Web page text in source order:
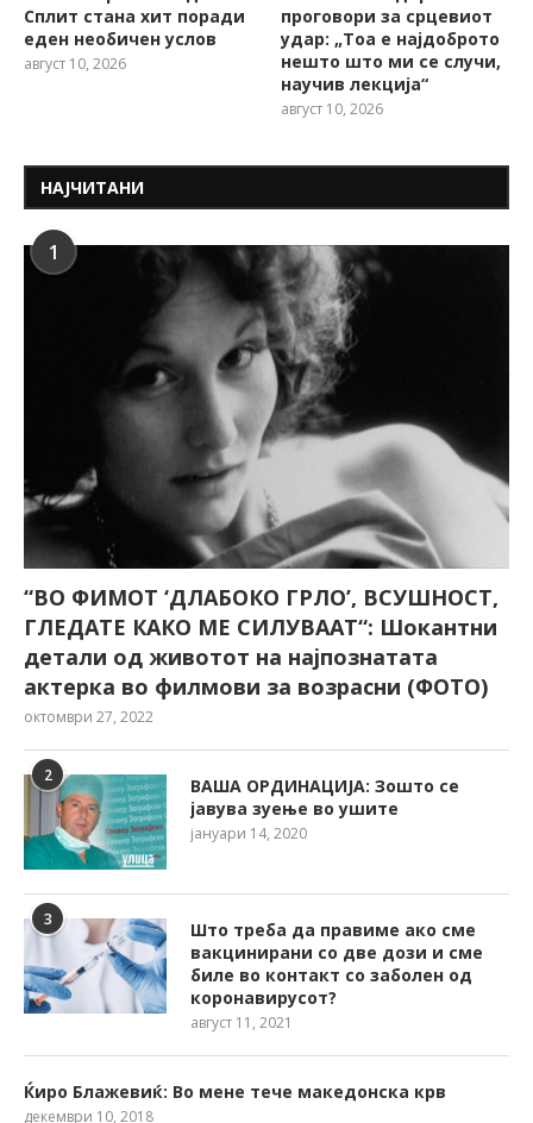
Сплит стана хит поради
еден необичен услов
август 10, 2026
проговори за срцевиот
удар: „Тоа е најдоброто
нешто што ми се случи,
научив лекција“
август 10, 2026
НАЈЧИТАНИ
1
“ВО ФИМОТ ‘ДЛАБОКО ГРЛО’, ВСУШНОСТ,
ГЛЕДАТЕ КАКО МЕ СИЛУВААТ“: Шокантни
детали од животот на најпознатата
актерка во филмови за возрасни (ФОТО)
октомври 27, 2022
2
ВАША ОРДИНАЦИЈА: Зошто се
јавува зуење во ушите
јануари 14, 2020
3
Што треба да правиме ако сме
вакцинирани со две дози и сме
биле во контакт со заболен од
коронавирусот?
август 11, 2021
Ќиро Блажевиќ: Во мене тече македонска крв
декември 10, 2018